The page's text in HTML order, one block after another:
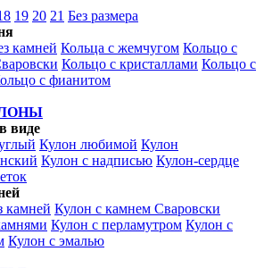
19 20 21 Без размера
камней Кольца с жемчугом Кольцо с
Кольцо с кристаллами Кольцо с
с фианитом
виде
Кулон любимой Кулон
Кулон с надписью Кулон-сердце
камней Кулон с камнем Сваровски
Кулон с перламутром Кулон с
Кулон с эмалью